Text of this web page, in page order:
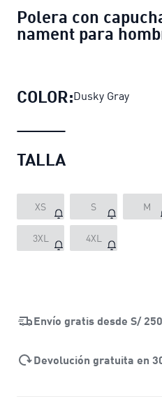
Polera con
nament para
COLOR:Dusky Gray
TALLA
XS S M
3XL 4XL
Envío gratis desde S/
Devolución gratuita en